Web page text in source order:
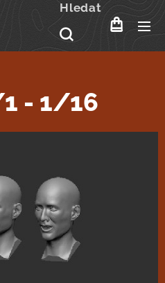
Hledat
- 1/16